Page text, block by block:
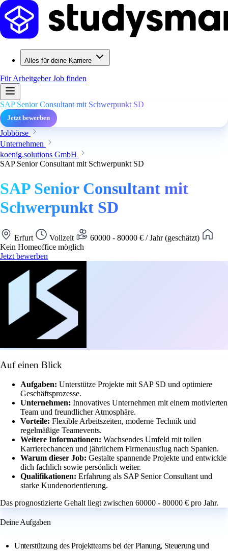
Alles für deine Karriere
Für ArbeitgeberJob finden
SAP Senior Consultant mit Schwerpunkt SD
Jetzt bewerben
Jobbörse
Unternehmen
koenig.solutions GmbH
SAP Senior Consultant mit Schwerpunkt SD
SAP Senior Consultant mit
Schwerpunkt SD
Erfurt Vollzeit
60000 - 80000 € / Jahr (geschätzt)
Kein Homeoffice möglich
Jetzt bewerben
Auf einen Blick
Aufgaben: Unterstütze Projekte mit SAP SD und optimiere
Geschäftsprozesse.
Unternehmen: Innovatives Unternehmen mit einem motivierten
Team und freundlicher Atmosphäre.
Vorteile: Flexible Arbeitszeiten, moderne Technik und
regelmäßige Teamevents.
Weitere Informationen: Wachsendes Umfeld mit tollen
Karrierechancen und jährlichem Firmenausflug nach Spanien.
Warum dieser Job: Gestalte spannende Projekte und entwickle
dich fachlich sowie persönlich weiter.
Qualifikationen: Erfahrung als SAP Senior Consultant und
starke Kundenorientierung.
Das prognostizierte Gehalt liegt zwischen 60000 - 80000 € pro Jahr.
Deine Aufgaben
Unterstützung des Projektteams bei der Planung, Steuerung und